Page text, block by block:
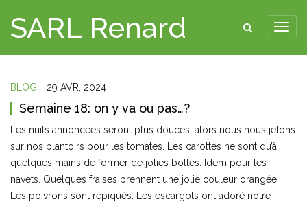
SARL Renard
BLOG 29 AVR, 2024
Semaine 18: on y va ou pas…?
Les nuits annoncées seront plus douces, alors nous nous jetons
sur nos plantoirs pour les tomates. Les carottes ne sont qu’à
quelques mains de former de jolies bottes. Idem pour les
navets. Quelques fraises prennent une jolie couleur orangée.
Les poivrons sont repiqués. Les escargots ont adoré notre